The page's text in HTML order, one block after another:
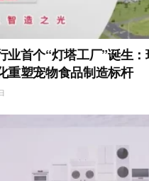
业首个“灯塔工厂”诞生
重塑宠物食品制造标杆